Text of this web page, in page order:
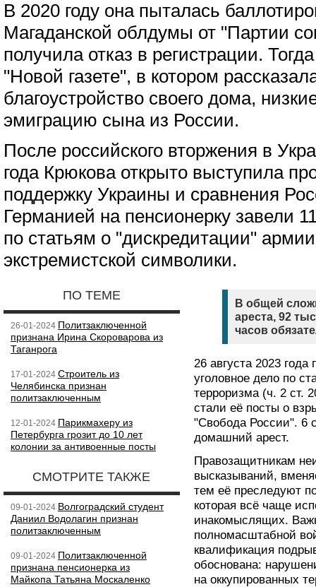
В 2020 году она пыталась
Магаданской облдумы от "Партии
получила отказ в регистрации.
"Новой газете", в котором
благоустройство своего дома,
эмиграцию сына из России.
После российского вторжения в
года Крюкова открыто выступила
поддержку Украины и сравнения
Германией на пенсионерку завели
по статьям о "дискредитации"
экстремистской символики.
ПО ТЕМЕ
26-01-2024 Политзаключенной
признана Ирина Скороварова из
Таганрога
17-01-2024 Строитель из
Челябинска признан
политзаключенным
12-01-2024 Парикмахеру из
Петербурга грозит до 10 лет
колонии за антивоенные посты
СМОТРИТЕ ТАКЖЕ
09-01-2024 Волгоградский студент
Даниил Водолагин признан
политзаключенным
09-01-2024 Политзаключенной
признана пенсионерка из
Майкопа Татьяна Москаленко
В общей
ареста, 92
часов
26 августа 2023
уголовное дело по
терроризма (ч. 2 ст.
стали её посты о
"Свобода России". 6
домашний арест.
Правозащитникам
высказываний,
тем её преследуют
которая всё чаще
инакомыслящих.
полномасштабной
квалификация
обоснована:
на оккупированных